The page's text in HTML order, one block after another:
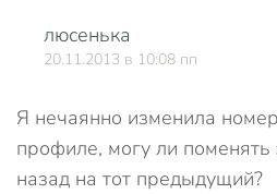
люсенька
20.11.2013 в 10:08 пп
Я нечаянно изменила
профиле, могу ли
назад на тот предыдущий?